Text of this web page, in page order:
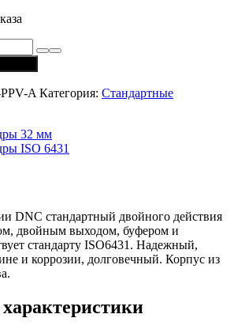
A Категория: Стандартные
32 мм
ISO 6431
DNC стандартный двойного действия
двойным выходом, буфером и
стандарту ISO6431. Надежный,
и коррозии, долговечный. Корпус из